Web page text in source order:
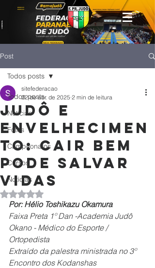
Post
Todos posts
Notícias
Fotos
Campeonatos
Cursos
Noticias
Todos posts
Judô e
envelhecimen
to: cair bem
pode salvar
vidas
sitefederacao
22 de abr. de 2025 2 min de leitura
Avaliado com NaN de 5 estrelas.
Por: Hélio Toshikazu Okamura
Faixa Preta 1º Dan -Academia Judô
Okano - Médico do Esporte /
Ortopedista
Extraído da palestra ministrada no 3º
Encontro dos Kodanshas